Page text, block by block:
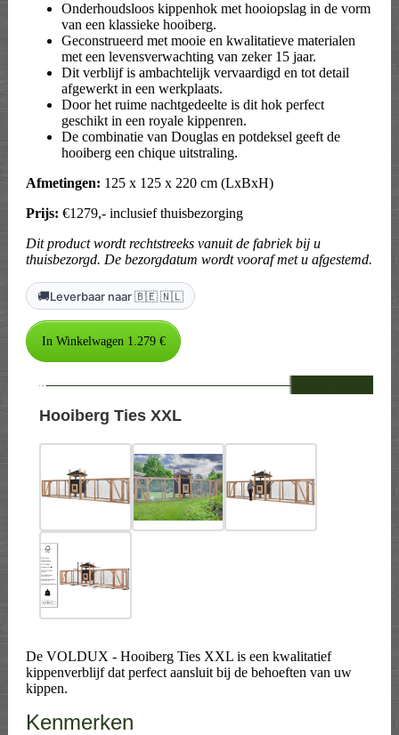
Onderhoudsloos kippenhok met hooiopslag in de vorm
van een klassieke hooiberg.
Geconstrueerd met mooie en kwalitatieve materialen
met een levensverwachting van zeker 15 jaar.
Dit verblijf is ambachtelijk vervaardigd en tot detail
afgewerkt in een werkplaats.
Door het ruime nachtgedeelte is dit hok perfect
geschikt in een royale kippenren.
De combinatie van Douglas en potdeksel geeft de
hooiberg een chique uitstraling.
Afmetingen: 125 x 125 x 220 cm (LxBxH)
Prijs: €1279,- inclusief thuisbezorging
Dit product wordt rechtstreeks vanuit de fabriek bij u
thuisbezorgd. De bezorgdatum wordt vooraf met u afgestemd.
🚚Leverbaar naar 🇧🇪 🇳🇱
--
Hooiberg Ties XXL
De VOLDUX - Hooiberg Ties XXL is een kwalitatief
kippenverblijf dat perfect aansluit bij de behoeften van uw
kippen.
Kenmerken